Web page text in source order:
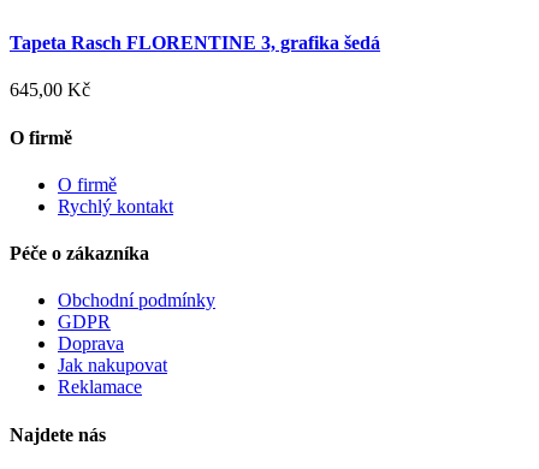
Tapeta Rasch FLORENTINE 3, grafika šedá
645,00 Kč
O firmě
O firmě
Rychlý kontakt
Péče o zákazníka
Obchodní podmínky
GDPR
Doprava
Jak nakupovat
Reklamace
Najdete nás